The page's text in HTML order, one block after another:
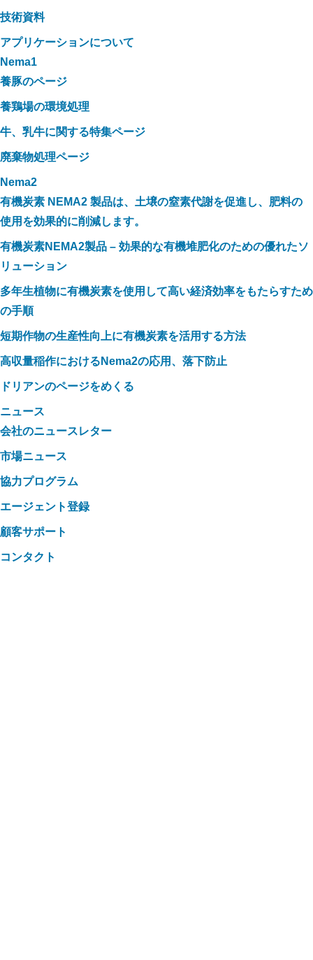
技術資料
アプリケーションについて
Nema1
養豚のページ
養鶏場の環境処理
牛、乳牛に関する特集ページ
廃棄物処理ページ
Nema2
有機炭素 NEMA2 製品は、土壌の窒素代謝を促進し、肥料の
使用を効果的に削減します。
有機炭素NEMA2製品 – 効果的な有機堆肥化のための優れたソ
リューション
多年生植物に有機炭素を使用して高い経済効率をもたらすため
の手順
短期作物の生産性向上に有機炭素を活用する方法
高収量稲作におけるNema2の応用、落下防止
ドリアンのページをめくる
ニュース
会社のニュースレター
市場ニュース
協力プログラム
エージェント登録
顧客サポート
コンタクト